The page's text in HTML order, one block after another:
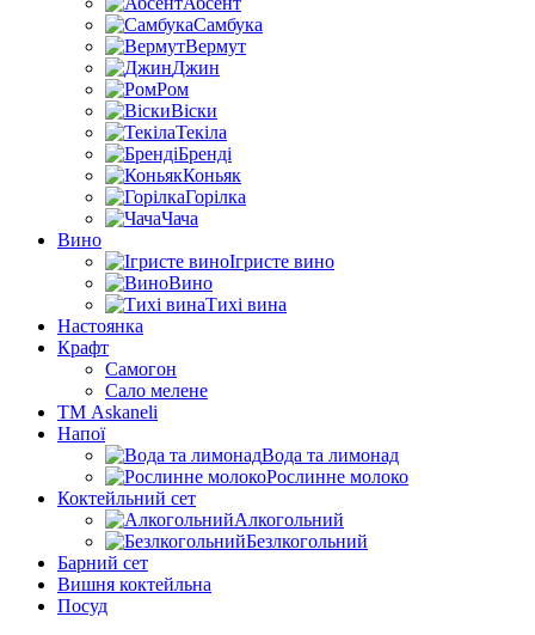
Самбука
Вермут
Джин
Ром
Віски
Текіла
Бренді
Коньяк
Горілка
Чача
Вино
Ігристе вино
Вино
Тихі вина
Настоянка
Крафт
Самогон
Сало мелене
ТМ Askaneli
Напої
Вода та лимонад
Рослинне молоко
Коктейльний сет
Алкогольний
Безлкогольний
Барний сет
Вишня коктейльна
Посуд